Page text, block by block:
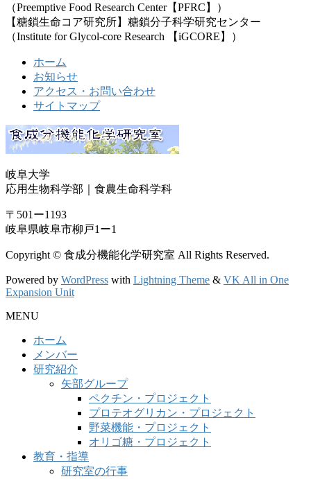
（Preemptive Food Research Center【PFRC】）
【糖鎖生命コア研究所】糖鎖分子科学研究センター
（Institute for Glycol-core Research 【iGCORE】）
ホーム
お知らせ
アクセス・お問い合わせ
サイトマップ
岐阜大学
応用生物科学部｜食農生命科学科
〒501ー1193
岐阜県岐阜市柳戸1ー1
Copyright © 食成分機能化学研究室 All Rights Reserved.
Powered by WordPress with Lightning Theme & VK All in One
Expansion Unit
MENU
ホーム
メンバー
研究紹介
矢部グループ
ペクチン・プロジェクト
プロテオグリカン・プロジェクト
野菜機能・プロジェクト
オリゴ糖・プロジェクト
教育・指導
研究室の行事